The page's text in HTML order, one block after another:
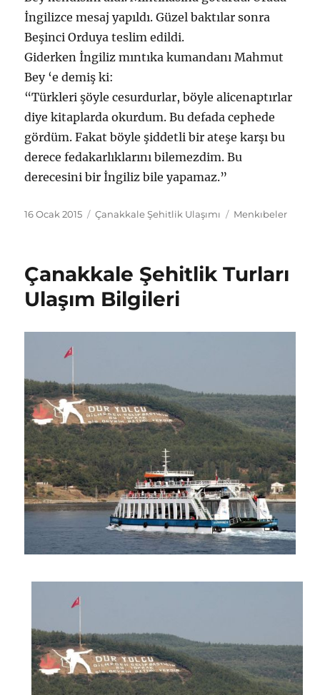
İngilizce mesaj yapıldı. Güzel baktılar sonra
Beşinci Orduya teslim edildi.
Giderken İngiliz mıntıka kumandanı Mahmut
Bey ‘e demiş ki:
“Türkleri şöyle cesurdurlar, böyle alicenaptırlar
diye kitaplarda okurdum. Bu defada cephede
gördüm. Fakat böyle şiddetli bir ateşe karşı bu
derece fedakarlıklarını bilemezdim. Bu
derecesini bir İngiliz bile yapamaz.”
Yayın
16 Ocak 2015 Kategoriler
Çanakkale Şehitlik Ulaşımı Etiketler
Menkıbeler
Çanakkale Şehitlik Turları
Ulaşım Bilgileri